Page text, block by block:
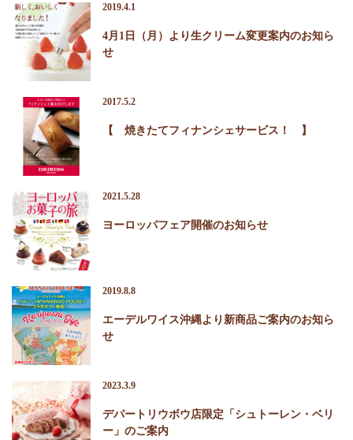
2019.4.1
4月1日（月）より生クリーム変更案内のお知ら
せ
2017.5.2
【 焼きたてフィナンシェサービス！ 】
2021.5.28
ヨーロッパフェア開催のお知らせ
2019.8.8
エーデルワイス沖縄より新商品ご案内のお知ら
せ
2023.3.9
デパートリウボウ店限定「シュトーレン・ベリ
ー」のご案内